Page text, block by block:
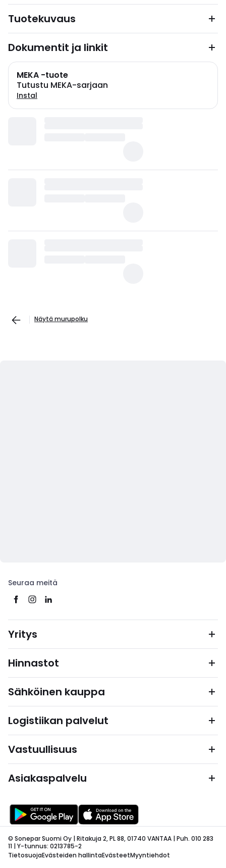
Tuotekuvaus
Dokumentit ja linkit
MEKA -tuote
Tutustu MEKA-sarjaan
Instal
Näytä murupolku
Seuraa meitä
Yritys
Hinnastot
Sähköinen kauppa
Logistiikan palvelut
Vastuullisuus
Asiakaspalvelu
© Sonepar Suomi Oy | Ritakuja 2, PL 88, 01740 VANTAA | Puh. 010 283
11 | Y-tunnus: 0213785-2
TietosuojaEvästeiden hallintaEvästeetMyyntiehdot